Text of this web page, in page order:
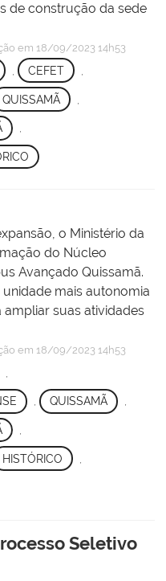
de construção da sede
em 18/09/2023 14h53
CEFET
QUISSAMÃ
,
o Ministério da
do Núcleo
Avançado Quissamã.
mais autonomia
ampliar suas atividades
em 18/09/2023 14h53
, QUISSAMÃ ,
HISTÓRICO
Seletivo